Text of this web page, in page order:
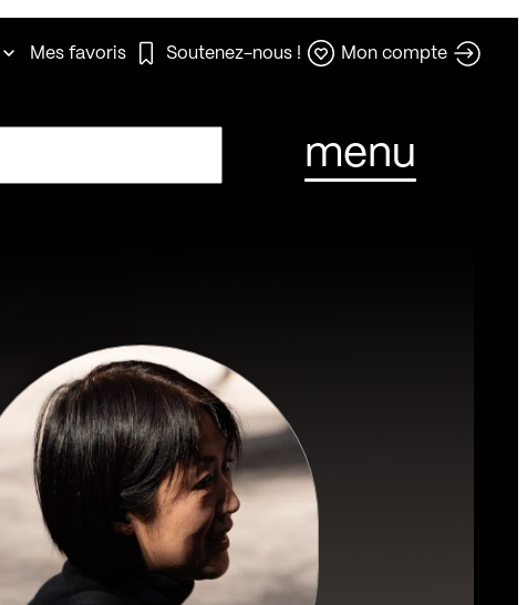
Mes favoris Soutenez-nous ! Mon compte
menu